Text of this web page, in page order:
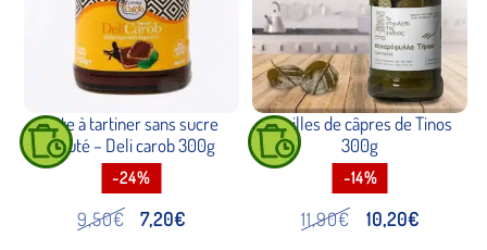
-24%
Pâte à tartiner sans sucre
ajouté – Deli carob 300g
9,50€
Le
7,20€
-14%
Feuilles de câpres de Tinos
300g
11,90€
Le
10,20€Le